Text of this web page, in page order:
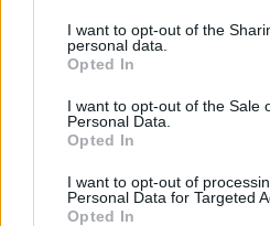
not limited to your visit or usage
grant or deny consent to Google
use your data for below specified
consent section.
I want to opt-out of the
personal data.
Opted In
I want to opt-out of the Sale
Personal Data.
Opted In
I want to opt-out of
Personal Data for Targeted
Opted In
Népszerű